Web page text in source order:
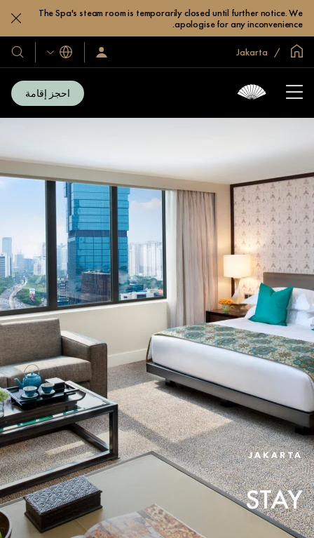
The Spa's steam room is temporarily closed until further notice. We
apologise for any inconvenience.
الصفحة الرئيسية العالمية
سجّل
الدخول/
اللغات
فنادقنا
احجز إقامة
JAKARTA
STAY